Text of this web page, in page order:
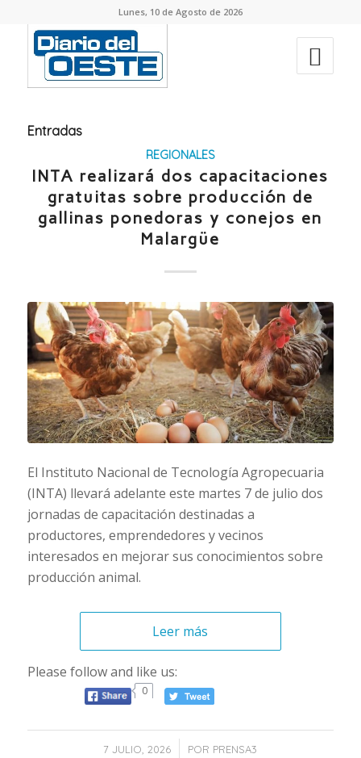
Lunes, 10 de Agosto de 2026
Entradas
REGIONALES
INTA realizará dos capacitaciones
gratuitas sobre producción de
gallinas ponedoras y conejos en
Malargüe
El Instituto Nacional de Tecnología Agropecuaria
(INTA) llevará adelante este martes 7 de julio dos
jornadas de capacitación destinadas a
productores, emprendedores y vecinos
interesados en mejorar sus conocimientos sobre
producción animal.
Leer más
Please follow and like us:
0
7 JULIO, 2026
/ POR PRENSA3